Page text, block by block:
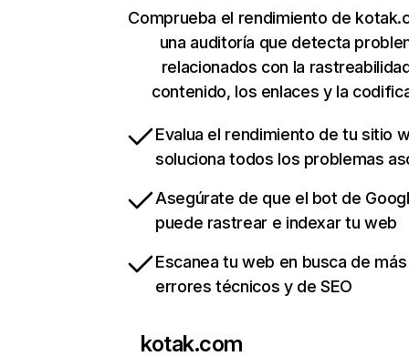
Comprueba el rendimiento de
una auditoría que detecta
relacionados con la
contenido, los enlaces y la
Evalua el rendimiento de tu sitio
soluciona todos los problemas
Asegúrate de que el bot de
puede rastrear e indexar tu web
Escanea tu web en busca de
errores técnicos y de SEO
kotak.com